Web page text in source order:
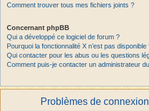
Comment trouver tous mes fichiers joints ?
Concernant phpBB
Qui a développé ce logiciel de forum ?
Pourquoi la fonctionnalité X n’est pas disponible
Qui contacter pour les abus ou les questions
Comment puis-je contacter un administrateur
Problèmes de